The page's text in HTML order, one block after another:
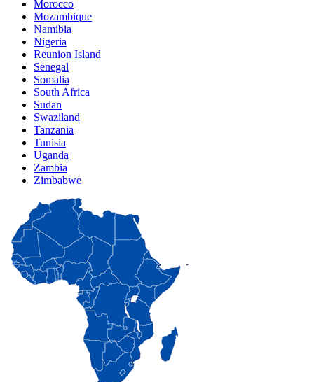
Morocco
Mozambique
Namibia
Nigeria
Reunion Island
Senegal
Somalia
South Africa
Sudan
Swaziland
Tanzania
Tunisia
Uganda
Zambia
Zimbabwe